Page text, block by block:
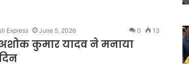
Express June 5, 2026 0 13
कुमार यादव ने मनाया